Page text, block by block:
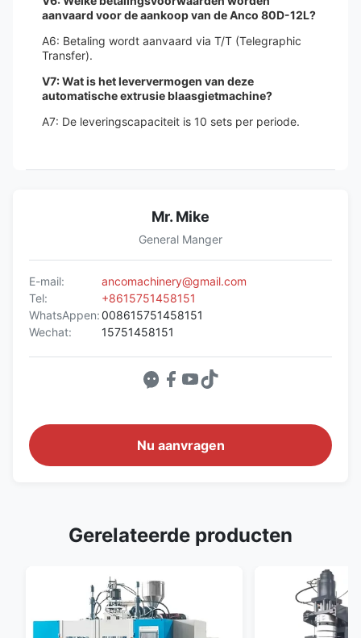
aanvaard voor de aankoop van de Anco 80D-12L?
A6: Betaling wordt aanvaard via T/T (Telegraphic
Transfer).
V7: Wat is het leververmogen van deze
automatische extrusie blaasgietmachine?
A7: De leveringscapaciteit is 10 sets per periode.
Mr. Mike
General Manger
E-mail:
ancomachinery@gmail.com
Tel:
+8615751458151
WhatsAppen:008615751458151
Wechat:
15751458151
Nu aanvragen
Gerelateerde producten